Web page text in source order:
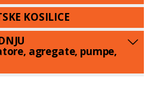
KOSILICE
agregate, pumpe,